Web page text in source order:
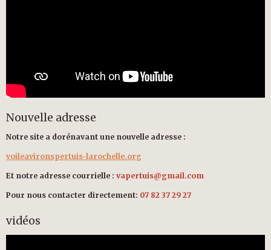
Nouvelle adresse
Notre site a dorénavant une nouvelle adresse :
voileavironspertuis-larochelle.org
Et notre adresse courrielle : vapertuis@gmail.com
Pour nous contacter directement: 07 82 37 29 27
vidéos